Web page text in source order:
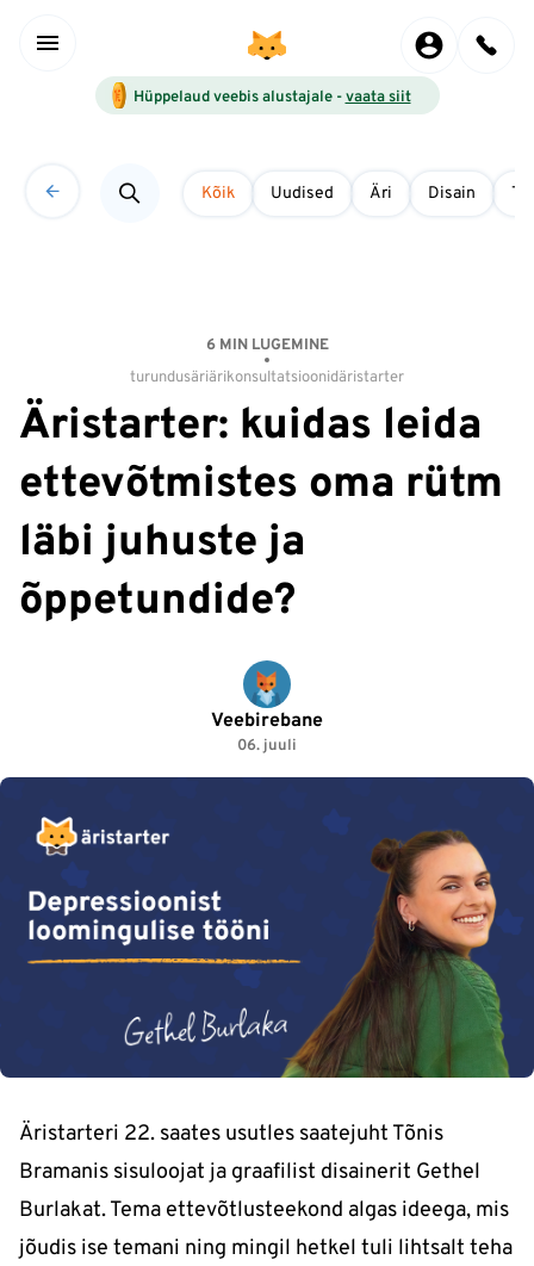
Hüppelaud veebis alustajale -vaata siit
Kõik Uudised Äri Disain
6 MIN LUGEMINE
turundusäriärikonsultatsioonidäristarter
Äristarter: kuidas leida
ettevõtmistes oma rütm
läbi juhuste ja
õppetundide?
Veebirebane
06. juuli
Äristarteri 22. saates usutles saatejuht Tõnis
Bramanis sisuloojat ja graafilist disainerit Gethel
Burlakat. Tema ettevõtlusteekond algas ideega, mis
jõudis ise temani ning mingil hetkel tuli lihtsalt teha